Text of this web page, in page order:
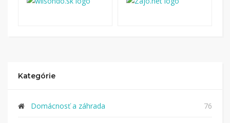
Kategórie
Domácnosť a záhrada 76